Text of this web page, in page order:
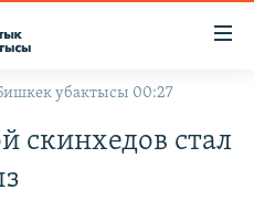
убактысы 00:27
скинхедов стал